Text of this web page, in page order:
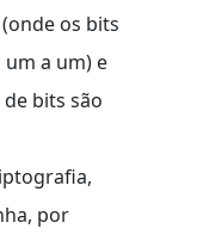
os bits
a um) e
bits são
por